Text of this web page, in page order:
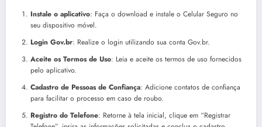
Instale o aplicativo: Faça o download e instale o Celular Seguro no
seu dispositivo móvel.
Login Gov.br: Realize o login utilizando sua conta Gov.br.
Aceite os Termos de Uso: Leia e aceite os termos de uso fornecidos
pelo aplicativo.
Cadastro de Pessoas de Confiança: Adicione contatos de confiança
para facilitar o processo em caso de roubo.
Registro do Telefone: Retorne à tela inicial, clique em “Registrar